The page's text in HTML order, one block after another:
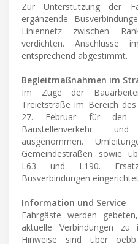
Zur Unterstützung der
ergänzende
Liniennetz zwischen
verdichten. Anschlüsse
entsprechend abgestimmt.
Begleitmaßnahmen im
Im Zuge der
Treietstraße im Bereich
27. Februar für den
Baustellenverkehr
ausgenommen.
Gemeindestraßen sowie
L63 und L190.
Busverbindungen
Information und Service
Fahrgäste werden
aktuelle Verbindungen zu
Hinweise sind über